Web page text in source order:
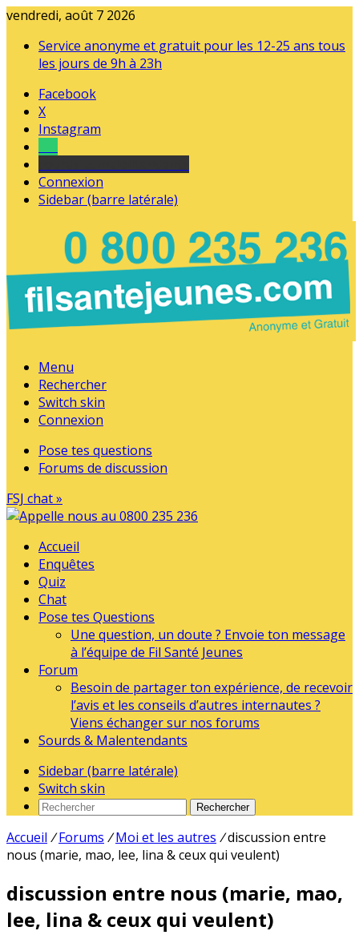
vendredi, août 7 2026
Service anonyme et gratuit pour les 12-25 ans tous
les jours de 9h à 23h
Facebook
X
Instagram
Connexion
Sidebar (barre latérale)
Menu
Rechercher
Switch skin
Connexion
Pose tes questions
Forums de discussion
FSJ chat »
Accueil
Enquêtes
Quiz
Chat
Pose tes Questions
Une question, un doute ? Envoie ton message
à l’équipe de Fil Santé Jeunes
Forum
Besoin de partager ton expérience, de recevoir
l’avis et les conseils d’autres internautes ?
Viens échanger sur nos forums
Sourds & Malentendants
Sidebar (barre latérale)
Switch skin
Rechercher
Accueil / Forums / Moi et les autres /discussion entre
nous (marie, mao, lee, lina & ceux qui veulent)
discussion entre nous (marie, mao,
lee, lina & ceux qui veulent)